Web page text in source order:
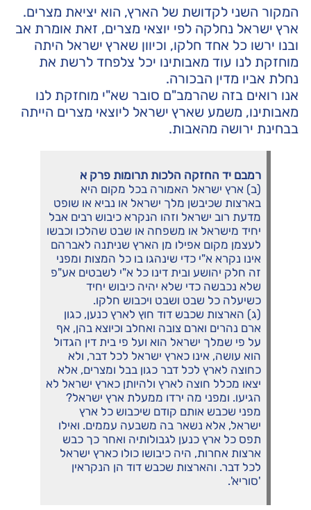
המקור השני לקדושת של הארץ, הוא יציאת מצרים.
ארץ ישראל נחלקה לפי יוצאי מצרים, זאת אומרת אב
ובנו ירשו כל אחד חלקו, וכיוון שארץ ישראל היתה
מוחזקת לנו עוד מאבותינו יכל צלפחד לרשת את
נחלת אביו מדין הבכורה.
אנו רואים בזה שהרמב"ם סובר שא"י מוחזקת לנו
מאבותינו, משמע שארץ ישראל ליוצאי מצרים הייתה
בבחינת ירושה מהאבות.
רמבם יד החזקה הלכות תרומות פרק א
(ב) ארץ ישראל האמורה בכל מקום היא
בארצות שכיבשן מלך ישראל או נביא או שופט
מדעת רוב ישראל וזהו הנקרא כיבוש רבים אבל
יחיד מישראל או משפחה או שבט שהלכו וכבשו
לעצמן מקום אפילו מן הארץ שניתנה לאברהם
אינו נקרא א"י כדי שינהגו בו כל המצות ומפני
זה חלק יהושע ובית דינו כל א"י לשבטים אע"פ
שלא נכבשה כדי שלא יהיה כיבוש יחיד
כשיעלה כל שבט ושבט ויכבוש חלקו.
(ג) הארצות שכבש דוד חוץ לארץ כנען, כגון
ארם נהרים וארם צובה ואחלב וכיוצא בהן, אף
על פי שמלך ישראל הוא ועל פי בית דין הגדול
הוא עושה, אינו כארץ ישראל לכל דבר, ולא
כחוצה לארץ לכל דבר כגון בבל ומצרים, אלא
יצאו מכלל חוצה לארץ ולהיותן כארץ ישראל לא
הגיעו. ומפני מה ירדו ממעלת ארץ ישראל?
מפני שכבש אותם קודם שיכבוש כל ארץ
ישראל, אלא נשאר בה משבעה עממים. ואילו
תפס כל ארץ כנען לגבולותיה ואחר כך כבש
ארצות אחרות, היה כיבושו כולו כארץ ישראל
לכל דבר. והארצות שכבש דוד הן הנקראין
'סוריא'.